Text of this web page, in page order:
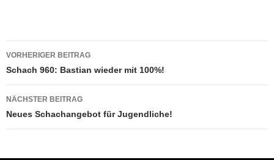
Beitragsnavigation
VORHERIGER BEITRAG
Schach 960: Bastian wieder mit 100%!
NÄCHSTER BEITRAG
Neues Schachangebot für Jugendliche!